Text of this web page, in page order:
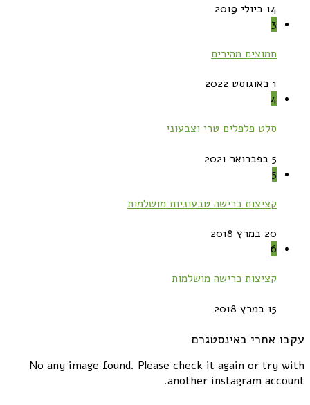
14 ביולי 2019
3
חמוצים מהירים
1 באוגוסט 2022
4
סלט פלפלים טרי וצבעוני
5 בפברואר 2021
5
קציצות כרישה טבעוניות מושלמות
20 במרץ 2018
6
קציצות כרישה מושלמות
15 במרץ 2018
עקבו אחרי באינסטגרם
No any image found. Please check it again or try with
another instagram account.